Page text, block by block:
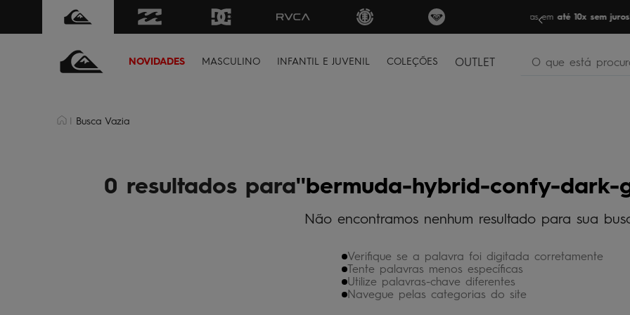
FRETE GRÁTIS
NOVIDADES MASCULINO INFANTIL E JUVENIL COLEÇÕES OUTLET
O que está
Busca Vazia
0 resultados para bermuda-hybrid-confy-dark-
Não encontramos nenhum resultado para sua
Verifique se a palavra foi digitada corretamente
Tente palavras menos específicas
Utilize palavras-chave diferentes
Navegue pelas categorias do site
4º regata
5º bermuda
7º jaqueta
8º boardshort